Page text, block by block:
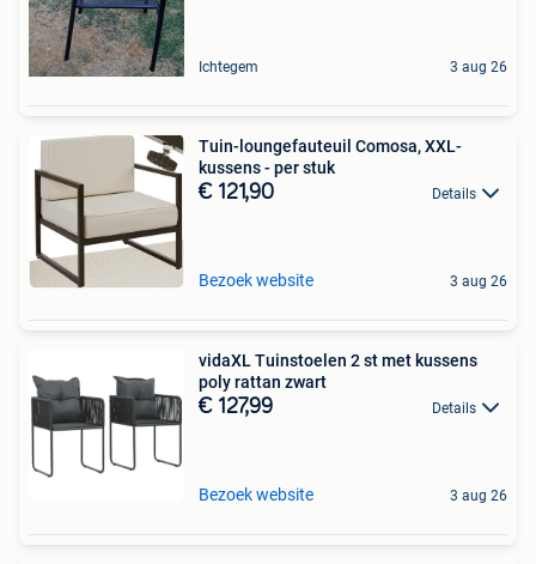
Ichtegem 3 aug 26
Tuin-loungefauteuil Comosa, XXL-
kussens - per stuk
€ 121,90 Details
Bezoek website 3 aug 26
vidaXL Tuinstoelen 2 st met kussens
poly rattan zwart
€ 127,99 Details
Bezoek website 3 aug 26